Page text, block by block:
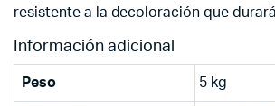
resistente a la decoloración que
Información adicional
Peso 5 kg